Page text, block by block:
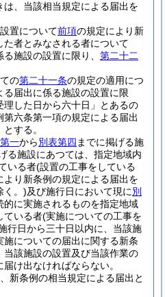
、当該相当規定による届出を
置について前項の規定により新
者とみなされる者について
施設の設置に限り、 第二十二
の第二十一条の規定の適用につ
る届出に係る施設の設置に限
理した日から六十日」とあるの
六条第一項の規定による届出
する。
一から別表第四 までに掲げる施
る施設にあつては、指定地域内
いる者(設置の工事をしている
より新条例の規定による届出を
く。)及び施行日において現に別
的に実施されるものを指定地域
ている者(実施についての工事を
行日から三十日以内に、当該施
についての届出に関する新条
該施設の設置及び当該作業の
け出なければならない。
新条例の相当規定による届出と